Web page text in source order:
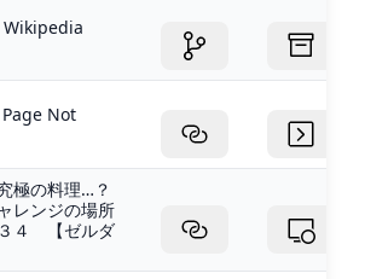
Wikipedia
Not
極の料理…？
レンジの場所
４ 【ゼルダ